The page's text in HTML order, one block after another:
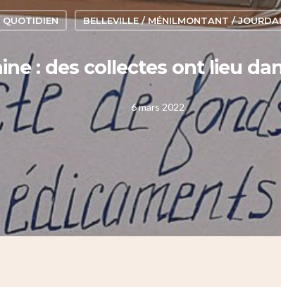
QUOTIDIEN BELLEVILLE / MÉNILMONTANT /
: des collectes ont lieu
6 mars 2022